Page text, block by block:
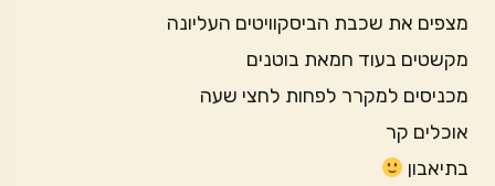
מצפים את שכבת הביסקוויטים העליונה
מקשטים בעוד חמאת בוטנים
מכניסים למקרר לפחות לחצי שעה
אוכלים קר
בתיאבון